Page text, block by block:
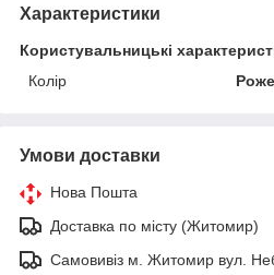
Характеристики
Користувальницькі
Колір
Умови доставки
Нова Пошта
Доставка по місту (Житомир)
Самовивіз м. Житомир вул.